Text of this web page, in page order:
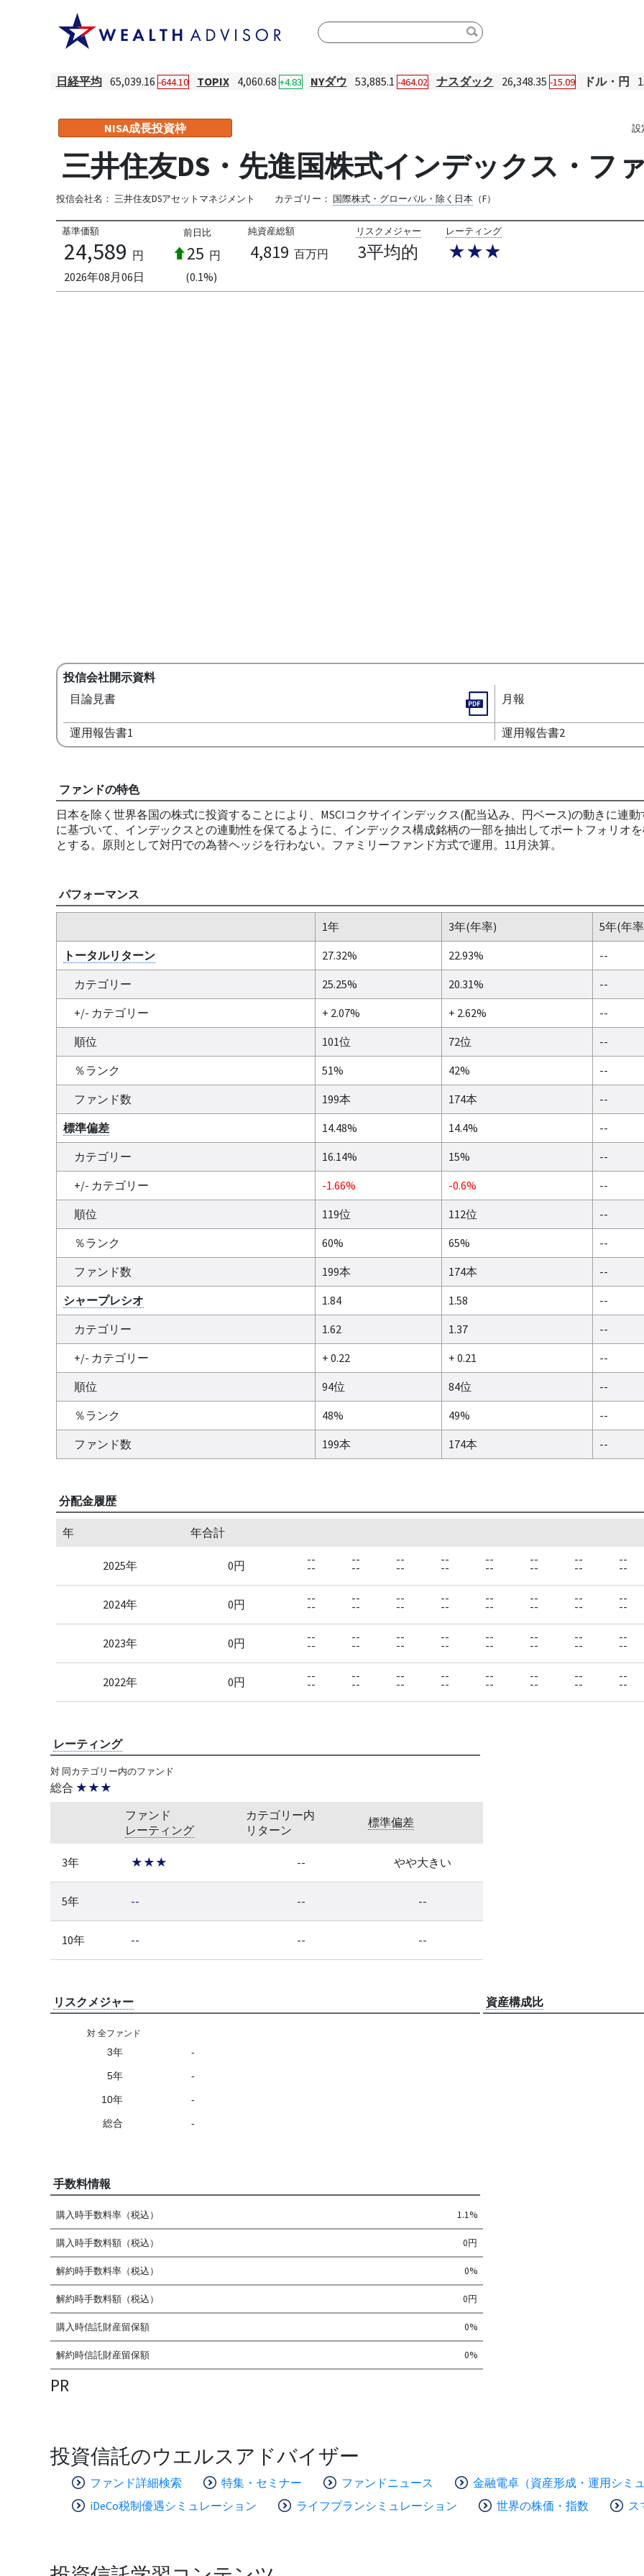
日経平均 65,039.16 -644.10 TOPIX 4,060.68 +4.83 NYダウ 53,885.1 -464.02 ナスダック 26,348.35 -15.09 ドル・円
NISA成長投資枠
設
三井住友DS・先進国株式インデックス・フ
投信会社名： 三井住友DSアセットマネジメント カテゴリー： 国際株式・グローバル・除く日本（F）
基準価額
24,589 円
2026年08月06日
前日比
25 円
(0.1%)
純資産総額
4,819 百万円
リスクメジャー
3平均的
レーティング
★★★
投信会社開示資料
目論見書
月報
運用報告書1 運用報告書2
ファンドの特色
日本を除く世界各国の株式に投資することにより、MSCIコクサイインデックス(配当込み、円ベース)の動きに連
に基づいて、インデックスとの連動性を保てるように、インデックス構成銘柄の一部を抽出してポートフォリオ
とする。原則として対円での為替ヘッジを行わない。ファミリーファンド方式で運用。11月決算。
パフォーマンス
1年 3年(年率) 5年(年
トータルリターン
27.32% 22.93% --
カテゴリー
25.25% 20.31% --
+/- カテゴリー
+ 2.07% + 2.62% --
順位
101位 72位 --
％ランク
51% 42% --
ファンド数
199本 174本 --
標準偏差
14.48% 14.4% --
カテゴリー
16.14% 15% --
+/- カテゴリー
-1.66% -0.6% --
順位
119位 112位 --
％ランク
60% 65% --
ファンド数
199本 174本 --
シャープレシオ
1.84 1.58 --
カテゴリー
1.62 1.37 --
+/- カテゴリー
+ 0.22 + 0.21 --
順位
94位 84位 --
％ランク
48% 49% --
ファンド数
199本 174本 --
分配金履歴
年 年合計
2025年 0円 --
--
--
--
--
--
--
--
--
--
--
--
--
--
--
--
2024年 0円 --
--
--
--
--
--
--
--
--
--
--
--
--
--
--
--
2023年 0円 --
--
--
--
--
--
--
--
--
--
--
--
--
--
--
--
2022年 0円 --
--
--
--
--
--
--
--
--
--
--
--
--
--
--
--
レーティング
対 同カテゴリー内のファンド
総合 ★★★
ファンド
レーティング
カテゴリー内
リターン
標準偏差
3年 ★★★ -- やや大きい
5年 -- -- --
10年 -- -- --
リスクメジャー
対 全ファンド
3年 -
5年 -
10年 -
総合 -
資産構成比
手数料情報
購入時手数料率（税込） 1.1%
購入時手数料額（税込） 0円
解約時手数料率（税込） 0%
解約時手数料額（税込） 0円
購入時信託財産留保額 0%
解約時信託財産留保額 0%
PR
投資信託のウエルスアドバイザー
ファンド詳細検索 特集・セミナー ファンドニュース 金融電卓（資産形成・運用シミ
iDeCo税制優遇シミュレーション
ライフプランシミュレーション 世界の株価・指数 ス